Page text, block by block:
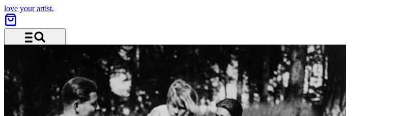
love your artist.
Menü und Suche